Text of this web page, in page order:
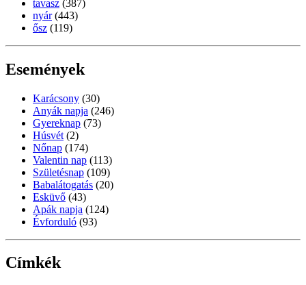
tavasz (387)
nyár (443)
ősz (119)
Események
Karácsony (30)
Anyák napja (246)
Gyereknap (73)
Húsvét (2)
Nőnap (174)
Valentin nap (113)
Születésnap (109)
Babalátogatás (20)
Esküvő (43)
Apák napja (124)
Évforduló (93)
Címkék